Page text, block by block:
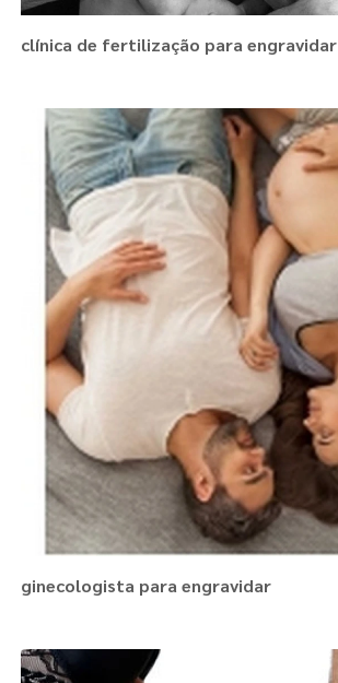
clínica de fertilização para engravidar
ginecologista para engravidar